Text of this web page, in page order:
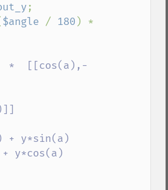
;
$angle / 180
*  [[cos(a),-
+ y*sin(a)
y*cos(a)